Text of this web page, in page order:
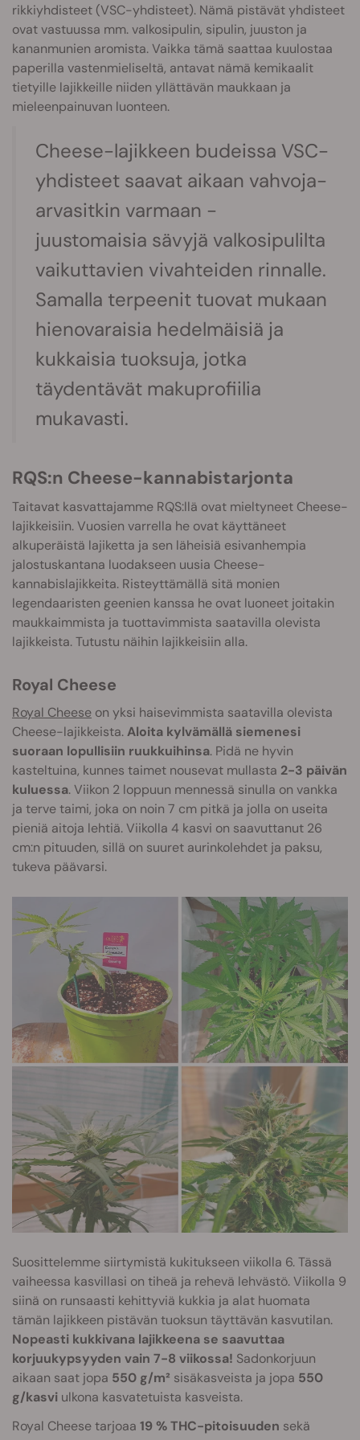
rikkiyhdisteet (VSC-yhdisteet). Nämä pistävät yhdisteet
ovat vastuussa mm. valkosipulin, sipulin, juuston ja
kananmunien aromista. Vaikka tämä saattaa kuulostaa
paperilla vastenmieliseltä, antavat nämä kemikaalit
tietyille lajikkeille niiden yllättävän maukkaan ja
mieleenpainuvan luonteen.
Cheese-lajikkeen budeissa VSC-
yhdisteet saavat aikaan vahvoja-
arvasitkin varmaan -
juustomaisia sävyjä valkosipulilta
vaikuttavien vivahteiden rinnalle.
Samalla terpeenit tuovat mukaan
hienovaraisia hedelmäisiä ja
kukkaisia tuoksuja, jotka
täydentävät makuprofiilia
mukavasti.
RQS:n Cheese-kannabistarjonta
Taitavat kasvattajamme RQS:llä ovat mieltyneet Cheese-
lajikkeisiin. Vuosien varrella he ovat käyttäneet
alkuperäistä lajiketta ja sen läheisiä esivanhempia
jalostuskantana luodakseen uusia Cheese-
kannabislajikkeita. Risteyttämällä sitä monien
legendaaristen geenien kanssa he ovat luoneet joitakin
maukkaimmista ja tuottavimmista saatavilla olevista
lajikkeista. Tutustu näihin lajikkeisiin alla.
Royal Cheese
Royal Cheese on yksi haisevimmista saatavilla olevista
Cheese-lajikkeista.Aloita kylvämällä siemenesi
suoraan lopullisiin ruukkuihinsa. Pidä ne hyvin
kasteltuina, kunnes taimet nousevat mullasta 2-3 päivän
kuluessa. Viikon 2 loppuun mennessä sinulla on vankka
ja terve taimi, joka on noin 7 cm pitkä ja jolla on useita
pieniä aitoja lehtiä. Viikolla 4 kasvi on saavuttanut 26
cm:n pituuden, sillä on suuret aurinkolehdet ja paksu,
tukeva päävarsi.
Suosittelemme siirtymistä kukitukseen viikolla 6. Tässä
vaiheessa kasvillasi on tiheä ja rehevä lehvästö. Viikolla 9
siinä on runsaasti kehittyviä kukkia ja alat huomata
tämän lajikkeen pistävän tuoksun täyttävän kasvutilan.
Nopeasti kukkivana lajikkeena se saavuttaa
korjuukypsyyden vain 7-8 viikossa! Sadonkorjuun
aikaan saat jopa 550 g/m² sisäkasveista ja jopa 550
g/kasvi ulkona kasvatetuista kasveista.
Royal Cheese tarjoaa 19 % THC-pitoisuuden sekä